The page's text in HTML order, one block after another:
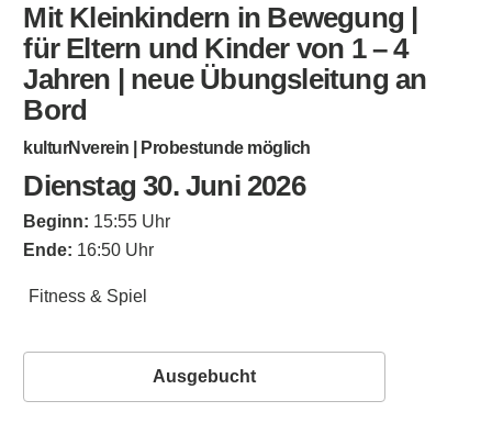
Mit Kleinkindern in Bewegung |
für Eltern und Kinder von 1 – 4
Jahren | neue Übungsleitung an
Bord
kulturNverein | Probestunde möglich
Dienstag 30. Juni 2026
Beginn: 15:55 Uhr
Ende: 16:50 Uhr
Fitness & Spiel
Ausgebucht